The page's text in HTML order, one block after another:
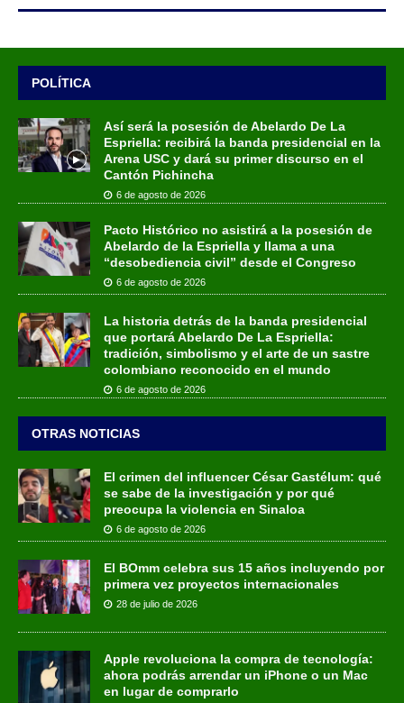
POLÍTICA
Así será la posesión de Abelardo De La
Espriella: recibirá la banda presidencial en la
Arena USC y dará su primer discurso en el
Cantón Pichincha
6 de agosto de 2026
Pacto Histórico no asistirá a la posesión de
Abelardo de la Espriella y llama a una
“desobediencia civil” desde el Congreso
6 de agosto de 2026
La historia detrás de la banda presidencial
que portará Abelardo De La Espriella:
tradición, simbolismo y el arte de un sastre
colombiano reconocido en el mundo
6 de agosto de 2026
OTRAS NOTICIAS
El crimen del influencer César Gastélum: qué
se sabe de la investigación y por qué
preocupa la violencia en Sinaloa
6 de agosto de 2026
El BOmm celebra sus 15 años incluyendo por
primera vez proyectos internacionales
28 de julio de 2026
Apple revoluciona la compra de tecnología:
ahora podrás arrendar un iPhone o un Mac
en lugar de comprarlo